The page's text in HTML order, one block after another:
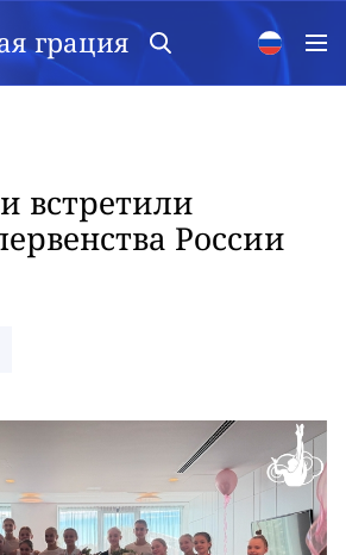
грация
встретили
России